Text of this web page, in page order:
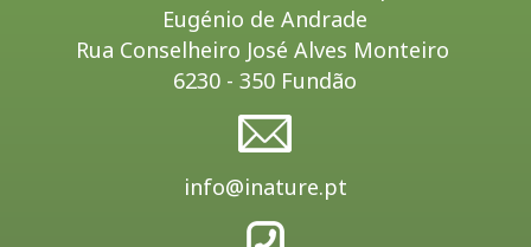
Eugénio de Andrade
Rua Conselheiro José Alves Monteiro
6230 - 350 Fundão
info@inature.pt